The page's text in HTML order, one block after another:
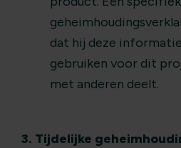
dat hij deze
gebruiken voor dit
met anderen deelt.
3. Tijdelijke